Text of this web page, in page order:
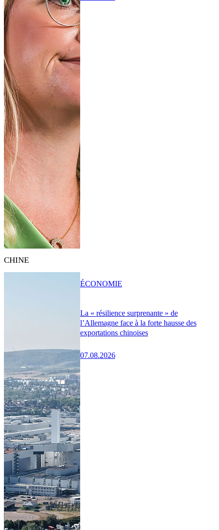
CHINE
La « résilience surprenante » de
l’Allemagne face à la forte hausse des
exportations chinoises
07.08.2026
ÉCONOMIE